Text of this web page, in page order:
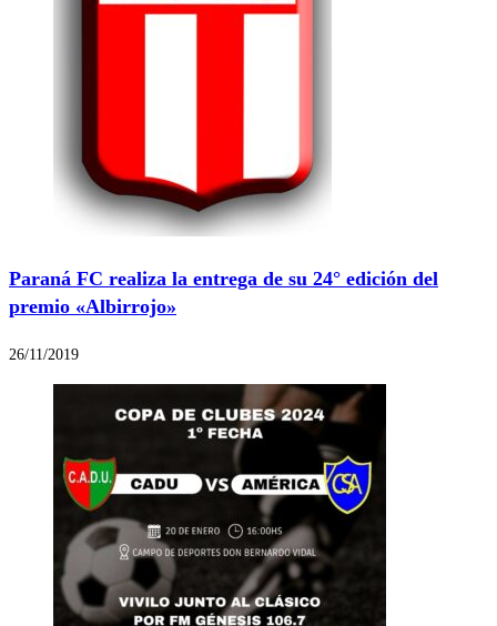
Paraná FC realiza la entrega de su 24° edición del
premio «Albirrojo»
26/11/2019